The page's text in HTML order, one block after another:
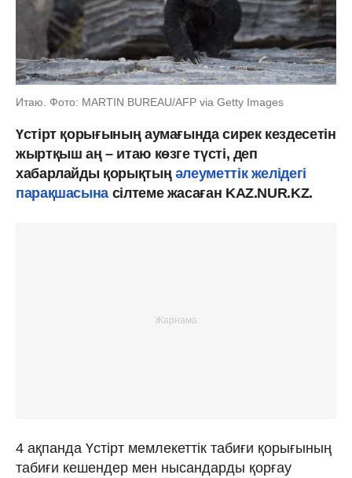
Итаю. Фото: MARTIN BUREAU/AFP via Getty Images
Үстірт қорығының аумағында сирек кездесетін
жыртқыш аң – итаю көзге түсті, деп
хабарлайды қорықтың әлеуметтік желідегі
парақшасына сілтеме жасаған KAZ.NUR.KZ.
4 ақпанда Үстірт мемлекеттік табиғи қорығының
табиғи кешендер мен нысандарды қорғау